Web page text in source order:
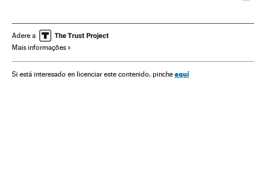
Eleições Colômbia 2014 Candidaturas políticas
Eleições Colômbia
Centro Democrático Colômbia Partidos políticos
Adere a
Mais informações
Si está interesado en licenciar este contenido, pinche aquí